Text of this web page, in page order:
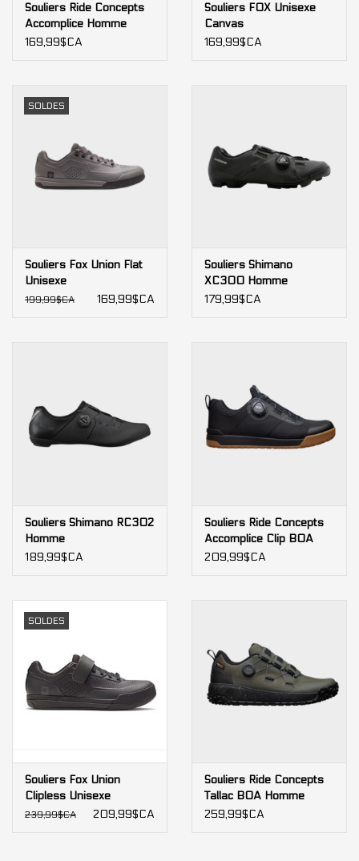
Souliers Ride Concepts
Accomplice Homme
169,99$CA
Souliers FOX Unisexe
Canvas
169,99$CA
SOLDES
Souliers Fox Union Flat
Unisexe
199,99$CA 169,99$CA
Souliers Shimano
XC300 Homme
179,99$CA
Souliers Shimano RC302
Homme
189,99$CA
Souliers Ride Concepts
Accomplice Clip BOA
Homme
209,99$CA
SOLDES
Souliers Fox Union
Clipless Unisexe
239,99$CA 209,99$CA
Souliers Ride Concepts
Tallac BOA Homme
259,99$CA